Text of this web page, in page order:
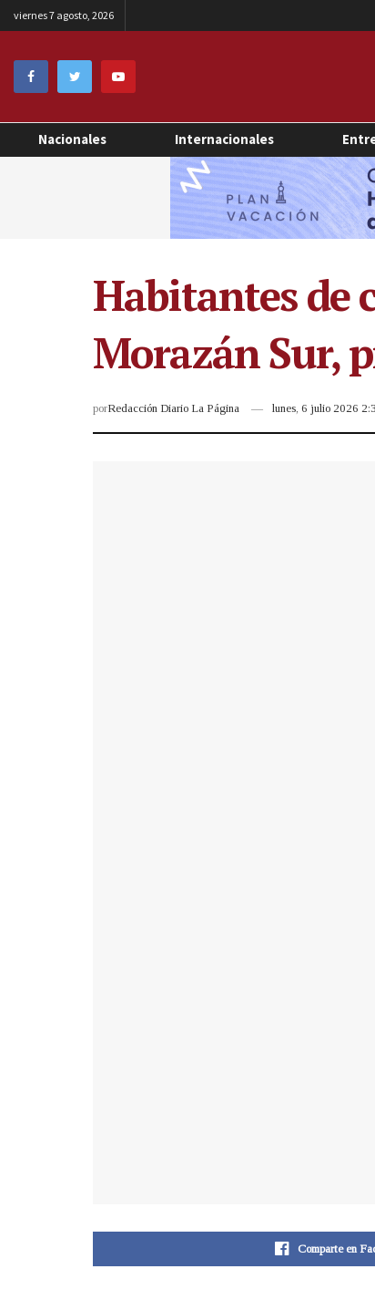
viernes 7 agosto, 2026
Nacionales Internacionales
Habitantes de
Morazán Sur,
porRedacción Diario La Página lunes, 6 julio 2026
Comparte en